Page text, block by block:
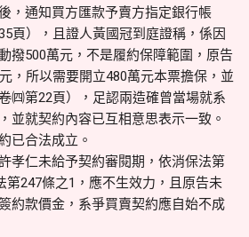
，通知買方匯款予賣方指定銀行帳
頁），且證人黃國冠到庭證稱，係因
撥500萬元，不是履約保障範圍，原告
，所以需要開立480萬元本票擔保，並
㈣第22頁），足認兩造確曾當場就系
並就契約內容已互相意思表示一致。
已合法成立。
仁未給予契約審閱期，依消保法第
第247條之1，應不生效力，且原告未
約款價金，系爭買賣契約應自始不成